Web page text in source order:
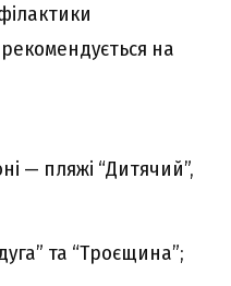
на
— пляжі “Дитячий”,
та “Троєщина”;